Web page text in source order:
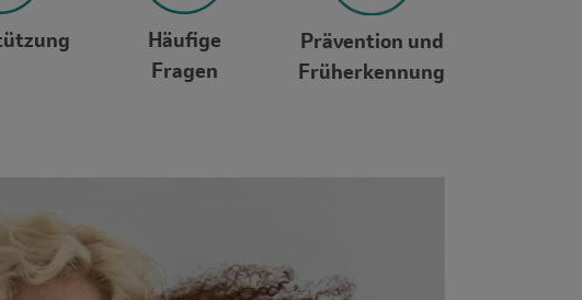
Häufige
Fragen
Prävention und
Früherkennung